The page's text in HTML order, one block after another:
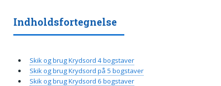
Indholdsfortegnelse
Skik og brug Krydsord 4 bogstaver
Skik og brug Krydsord på 5 bogstaver
Skik og brug Krydsord 6 bogstaver